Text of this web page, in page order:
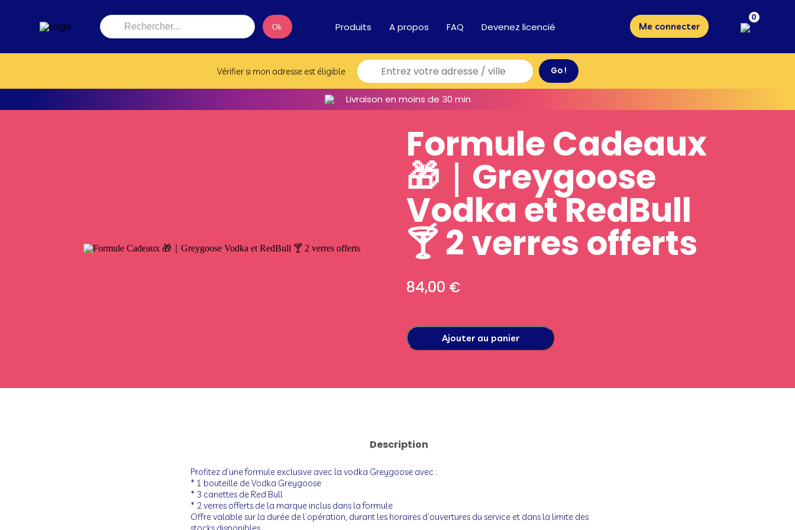
Recherche
de
produits
Ok Produits A propos FAQ Devenez licencié Me connecter
0
Vérifier si mon adresse est éligible
Livraison en moins de 30 min
Formule Cadeaux
🎁｜Greygoose
Vodka et RedBull
🍸 2 verres offerts
84,00 €
Ajouter au panier
Description
Profitez d’une formule exclusive avec la vodka Greygoose avec :
* 1 bouteille de Vodka Greygoose
* 3 canettes de Red Bull
* 2 verres offerts de la marque inclus dans la formule
Offre valable sur la durée de l’opération, durant les horaires d’ouvertures du service et dans la limite des